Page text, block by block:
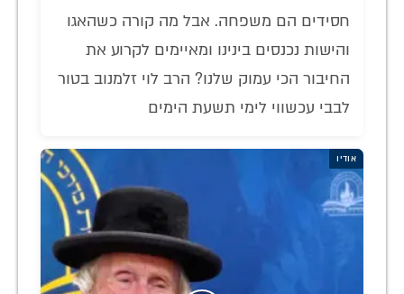
חסידים הם משפחה. אבל מה קורה כשהאגו
והישות נכנסים בינינו ומאיימים לקרוע את
החיבור הכי עמוק שלנו? הרב לוי זלמנוב בטור
לבבי עכשווי לימי תשעת הימים
אודיו